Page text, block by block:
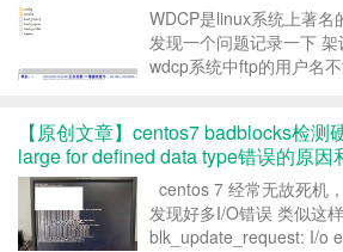
WDCP是linux系统上著名
发现一个问题记录一下
wdcp系统中ftp的用户名
呢。 设置的ftp用户的密
【原创文章】centos7 badblocks检测
large for defined data type错误的原因
centos 7 经常无故死机
发现好多I/O错误 类似这样
blk_update_request: I/o